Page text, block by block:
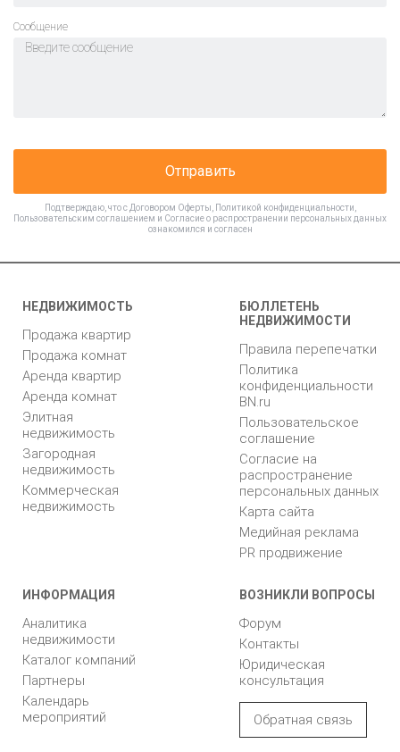
Cообщение
Отправить
Подтверждаю, что с Договором Оферты Политикой конфиденциальности
Пользовательским соглашением и Согласие о распространении персональных данных
ознакомился и согласен
НЕДВИЖИМОСТЬ
Продажа квартир
Продажа комнат
Аренда квартир
Аренда комнат
Элитная
недвижимость
Загородная
недвижимость
Коммерческая
недвижимость
БЮЛЛЕТЕНЬ
НЕДВИЖИМОСТИ
Правила перепечатки
Политика
конфиденциальности
BN.ru
Пользовательское
соглашение
Согласие на
распространение
персональных данных
Карта сайта
Медийная реклама
PR продвижение
ИНФОРМАЦИЯ
Аналитика
недвижимости
Каталог компаний
Партнеры
Календарь
мероприятий
ВОЗНИКЛИ ВОПРОСЫ
Форум
Контакты
Юридическая
консультация
Обратная связь